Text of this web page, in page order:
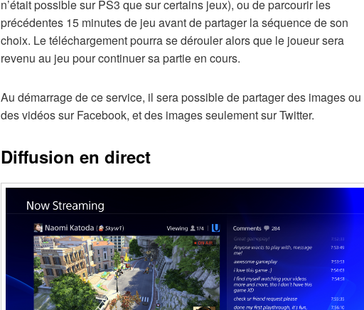
n’était possible sur PS3 que sur certains jeux), ou de parcourir les
précédentes 15 minutes de jeu avant de partager la séquence de son
choix. Le téléchargement pourra se dérouler alors que le joueur sera
revenu au jeu pour continuer sa partie en cours.
Au démarrage de ce service, il sera possible de partager des images ou
des vidéos sur Facebook, et des images seulement sur Twitter.
Diffusion en direct